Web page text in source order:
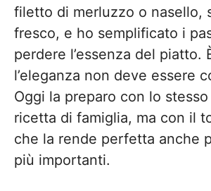
filetto di merluzzo o nasello,
fresco, e ho semplificato i
perdere l’essenza del piatto.
l’eleganza non deve essere
Oggi la preparo con lo
ricetta di famiglia, ma con il
che la rende perfetta anche
più importanti.